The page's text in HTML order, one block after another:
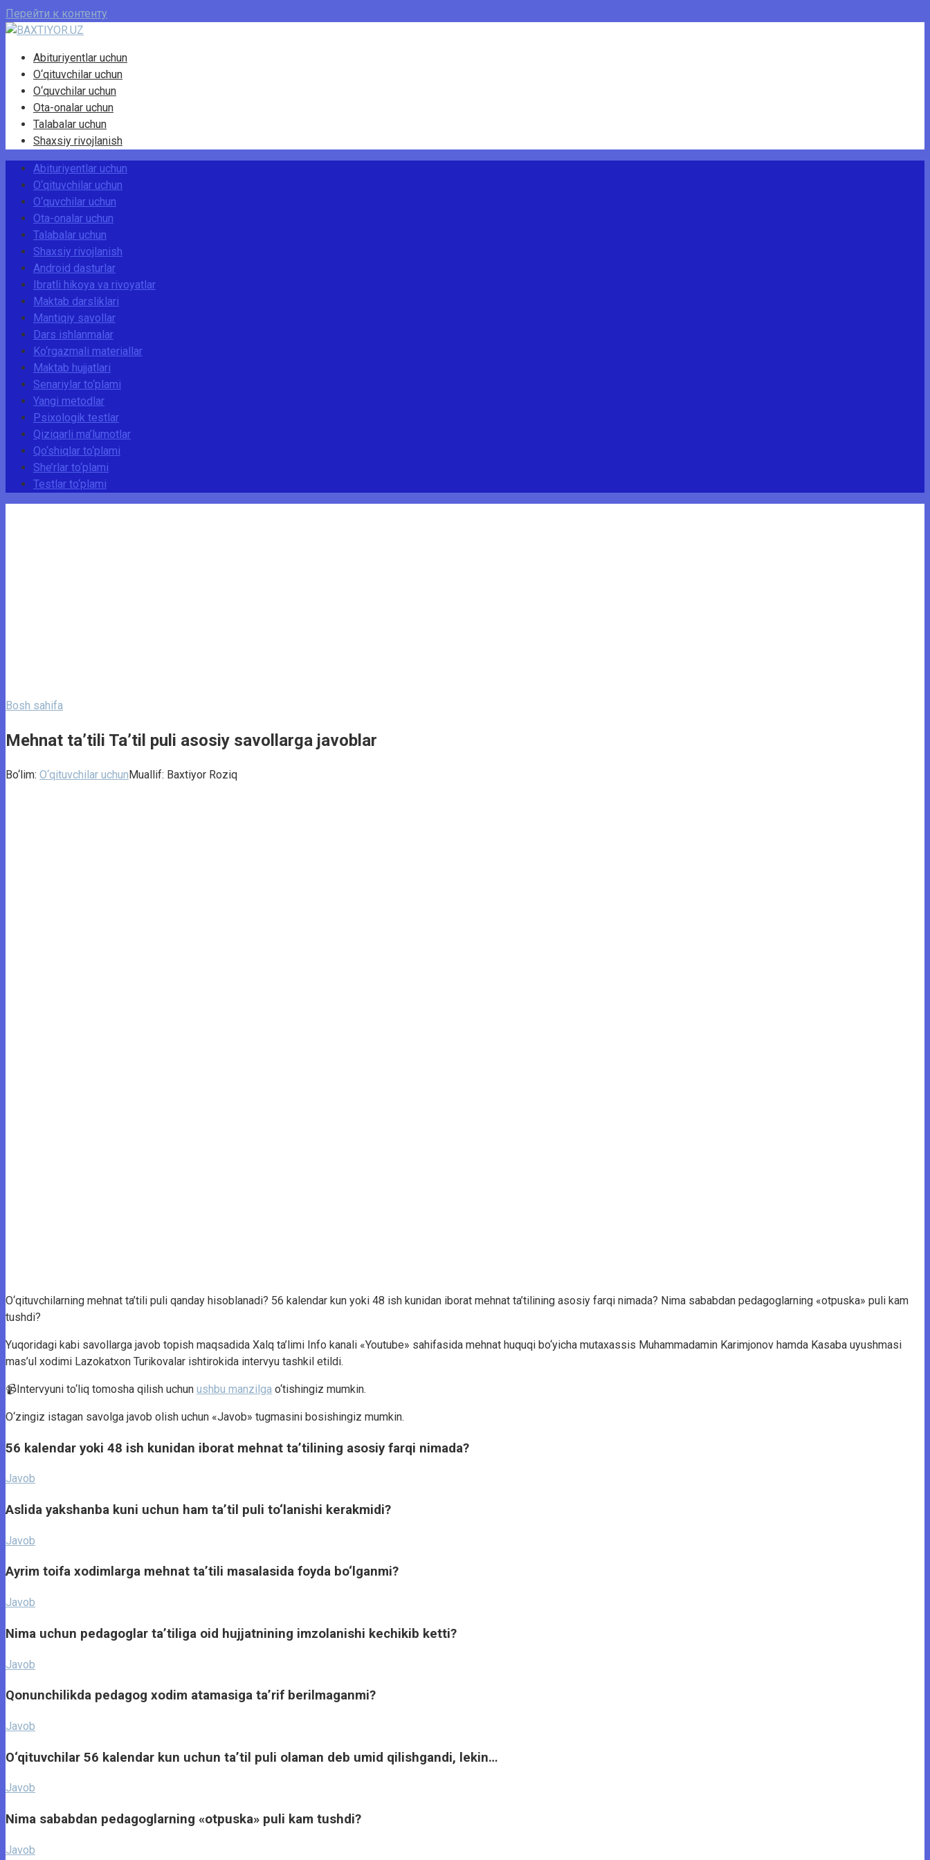
Перейти к контенту
Abituriyentlar uchun
O‘qituvchilar uchun
O‘quvchilar uchun
Ota-onalar uchun
Talabalar uchun
Shaxsiy rivojlanish
Abituriyentlar uchun
O‘qituvchilar uchun
O‘quvchilar uchun
Ota-onalar uchun
Talabalar uchun
Shaxsiy rivojlanish
Android dasturlar
Ibratli hikoya va rivoyatlar
Maktab darsliklari
Mantiqiy savollar
Dars ishlanmalar
Ko‘rgazmali materiallar
Maktab hujjatlari
Senariylar to‘plami
Yangi metodlar
Psixologik testlar
Qiziqarli ma’lumotlar
Qo‘shiqlar to‘plami
She’rlar to‘plami
Testlar to‘plami
Bosh sahifa
Mehnat ta’tili Ta’til puli asosiy savollarga javoblar
Bo‘lim: O‘qituvchilar uchunMuallif: Baxtiyor Roziq
O‘qituvchilarning mehnat ta’tili puli qanday hisoblanadi? 56 kalendar kun yoki 48 ish kunidan iborat mehnat ta’tilining asosiy farqi nimada? Nima sababdan pedagoglarning «otpuska» puli kam
tushdi?
Yuqoridagi kabi savollarga javob topish maqsadida Xalq ta’limi Info kanali «Youtube» sahifasida mehnat huquqi bo‘yicha mutaxassis Muhammadamin Karimjonov hamda Kasaba uyushmasi
mas’ul xodimi Lazokatxon Turikovalar ishtirokida intervyu tashkil etildi.
📹Intervyuni to‘liq tomosha qilish uchun ushbu manzilga o‘tishingiz mumkin.
O‘zingiz istagan savolga javob olish uchun «Javob» tugmasini bosishingiz mumkin.
56 kalendar yoki 48 ish kunidan iborat mehnat ta’tilining asosiy farqi nimada?
Javob
Aslida yakshanba kuni uchun ham ta’til puli to‘lanishi kerakmidi?
Javob
Ayrim toifa xodimlarga mehnat ta’tili masalasida foyda bo‘lganmi?
Javob
Nima uchun pedagoglar ta’tiliga oid hujjatnining imzolanishi kechikib ketti?
Javob
Qonunchilikda pedagog xodim atamasiga ta’rif berilmaganmi?
Javob
O‘qituvchilar 56 kalendar kun uchun ta’til puli olaman deb umid qilishgandi, lekin…
Javob
Nima sababdan pedagoglarning «otpuska» puli kam tushdi?
Javob